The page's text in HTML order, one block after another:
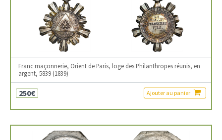
Franc maçonnerie, Orient de Paris, loge des Philanthropes réunis, en
argent, 5839 (1839)
250€ Ajouter au panier